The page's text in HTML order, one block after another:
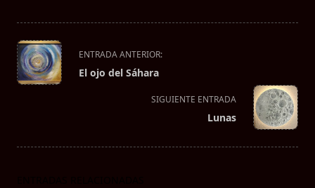
<span
class="nav-
subtitle
ENTRADA ANTERIOR:
El ojo del Sáhara
SIGUIENTE ENTRADA
Lunas